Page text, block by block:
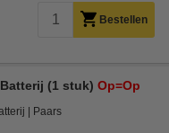
Bestellen
(1 stuk) Op=Op
Paars